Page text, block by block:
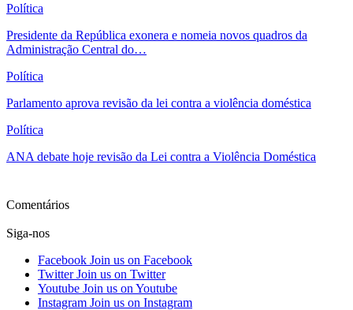
Política
Presidente da República exonera e nomeia novos quadros da
Administração Central do…
Política
Parlamento aprova revisão da lei contra a violência doméstica
Política
ANA debate hoje revisão da Lei contra a Violência Doméstica
Comentários
Siga-nos
Facebook Join us on Facebook
Twitter Join us on Twitter
Youtube Join us on Youtube
Instagram Join us on Instagram